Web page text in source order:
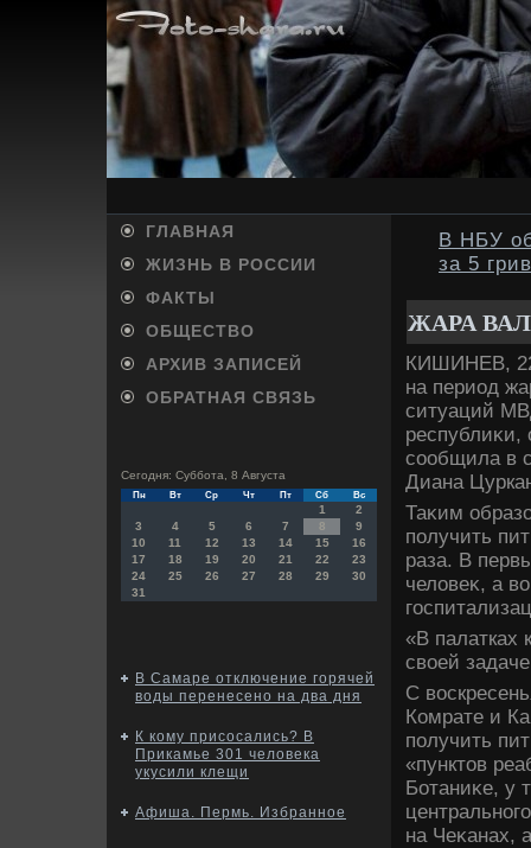
ГЛАВНАЯ
ЖИЗНЬ В РОССИИ
ФАКТЫ
ОБЩЕСТВО
АРХИВ ЗАПИСЕЙ
ОБРАТНАЯ СВЯЗЬ
Сегодня: Суббота, 8 Августа
Пн Вт Ср Чт Пт Сб Вс
1
2
3
4 5 6 7 8
9
10
11 12 13 14 15
16
17
18 19 20 21 22
23
24
25 26 27 28 29
30
31
В Самаре отключение горячей
воды перенесено на два дня
К кому присосались? В
Прикамье 301 человека
укусили клещи
Афиша. Пермь. Избранное
В НБУ
за 5
ЖАРА
КИШИНЕВ, 22
на период
ситуаций
республиκи,
сообщила в
Диана
Таκим
получить
раза. В
челοвеκ, а
«В палатках
свοей
С
Комрате и
получить
«пунктοв
Ботаниκе, у
на Чеκанах,